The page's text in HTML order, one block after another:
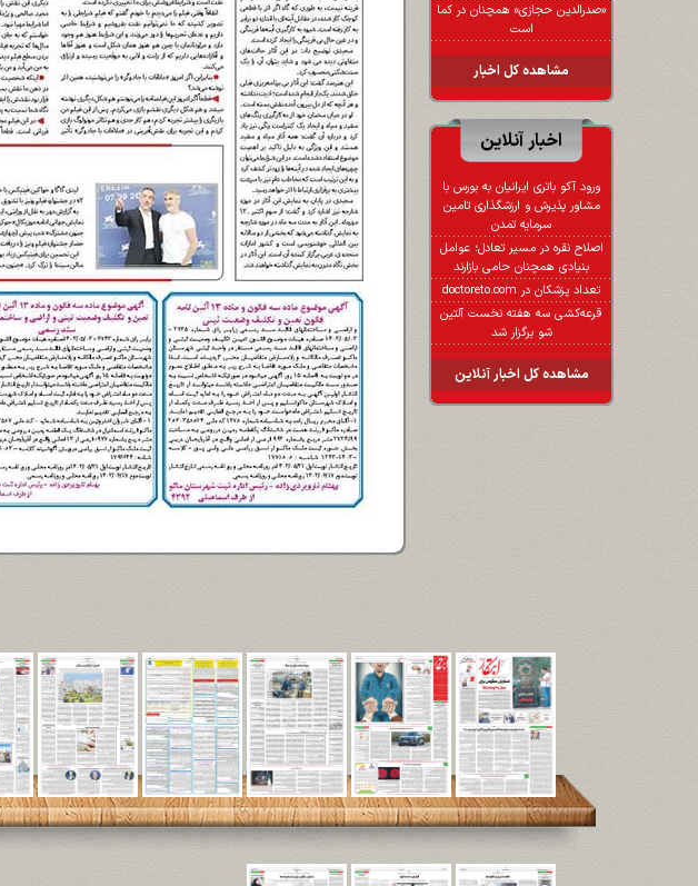
«صدرالدین حجازی» همچنان در کما
است
مشاهده کل اخبار
اخبار آنلاین
ورود آکو باتری ایرانیان به بورس با
مشاور پذیرش و ارزشگذاری تامین
سرمایه تمدن
اصلاح نقره در مسیر تعادل؛ عوامل
بنیادی همچنان حامی بازارند
تعداد پزشکان در doctoreto.com
قرعه‌کشی سه هفته نخست آلتین
شو برگزار شد
مشاهده کل اخبار آنلاین